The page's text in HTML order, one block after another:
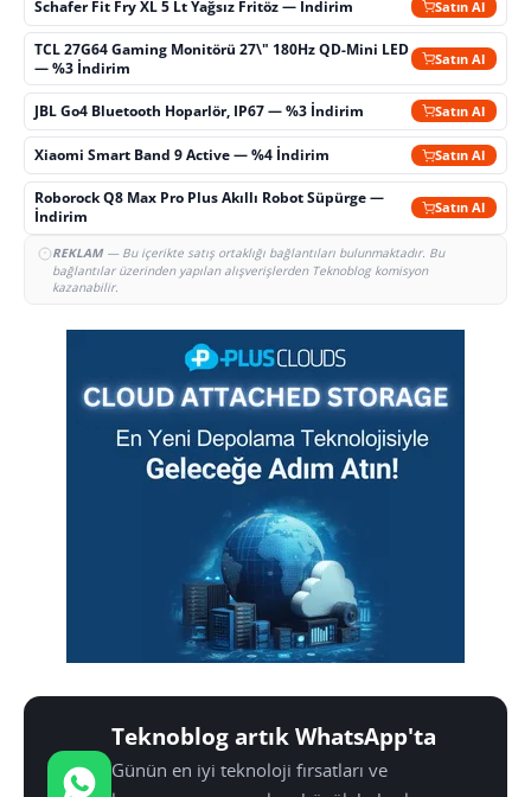
Schafer Fit Fry XL 5 Lt Yağsız Fritöz — İndirim Satın Al
TCL 27G64 Gaming Monitörü 27\" 180Hz QD-Mini LED
— %3 İndirim
Satın Al
JBL Go4 Bluetooth Hoparlör, IP67 — %3 İndirim Satın Al
Xiaomi Smart Band 9 Active — %4 İndirim Satın Al
Roborock Q8 Max Pro Plus Akıllı Robot Süpürge —
İndirim
Satın Al
REKLAM— Bu içerikte satış ortaklığı bağlantıları bulunmaktadır. Bu
bağlantılar üzerinden yapılan alışverişlerden Teknoblog komisyon
kazanabilir.
Teknoblog artık WhatsApp'ta
Günün en iyi teknoloji fırsatları ve